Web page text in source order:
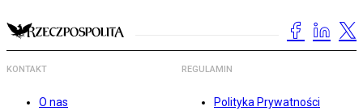
KONTAKT
O nas
REGULAMIN
Polityka Prywatności